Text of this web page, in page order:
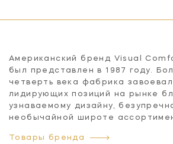
Американский бренд Visual
был представлен в 1987 году.
четверть века фабрика
лидирующих позиций на рынке
узнаваемому дизайну,
необычайной широте
Товары бренда